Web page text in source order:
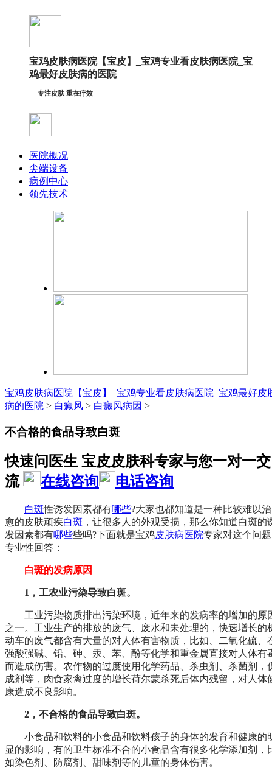
宝鸡皮肤病医院【宝皮】_宝鸡专业看皮肤病医院_宝
鸡最好皮肤病的医院
— 专注皮肤 重在疗效 —
医院概况
尖端设备
病例中心
领先技术
宝鸡皮肤病医院【宝皮】_宝鸡专业看皮肤病医院_宝鸡最好皮
病的医院 > 白癜风 > 白癜风病因 >
不合格的食品导致白斑
快速问医生 宝皮皮肤科专家与您一对一交
流
在线咨询 电话咨询
白斑性诱发因素都有哪些?大家也都知道是一种比较难以治
愈的皮肤顽疾白斑 ，让很多人的外观受损，那么你知道白斑的
发因素都有哪些些吗?下面就是宝鸡皮肤病医院专家对这个问题
专业性回答：
白斑的发病原因
1，工农业污染导致白斑。
工业污染物质排出污染环境，近年来的发病率的增加的原
之一。工业生产的排放的废气、废水和未处理的，快速增长的
动车的废气都含有大量的对人体有害物质，比如、二氧化硫、
强酸强碱、铅、砷、汞、苯、酚等化学和重金属直接对人体有
而造成伤害。农作物的过度使用化学药品、杀虫剂、杀菌剂，
成剂等，肉食家禽过度的增长荷尔蒙杀死后体内残留，对人体
康造成不良影响。
2，不合格的食品导致白斑。
小食品和饮料的小食品和饮料孩子的身体的发育和健康的
显的影响，有的卫生标准不合的小食品含有很多化学添加剂，
如染色剂、防腐剂、甜味剂等的儿童的身体伤害。